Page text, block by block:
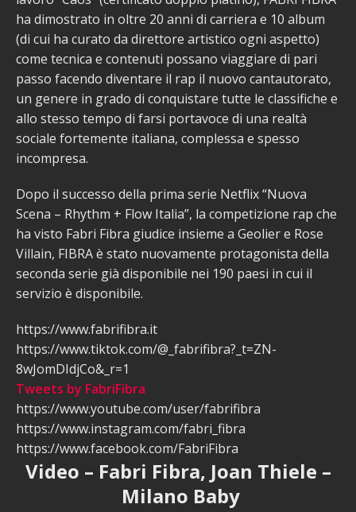
ha dimostrato in oltre 20 anni di carriera e 10 album
(di cui ha curato da direttore artistico ogni aspetto)
come tecnica e contenuti possano viaggiare di pari
passo facendo diventare il rap il nuovo cantautorato,
un genere in grado di conquistare tutte le classifiche e
allo stesso tempo di farsi portavoce di una realtà
sociale fortemente italiana, complessa e spesso
incompresa.
Dopo il successo della prima serie Netflix “Nuova
Scena – Rhythm + Flow Italia”, la competizione rap che
ha visto Fabri Fibra giudice insieme a Geolier e Rose
Villain, FIBRA è stato nuovamente protagonista della
seconda serie già disponibile nei 190 paesi in cui il
servizio è disponibile.
https://www.fabrifibra.it
https://www.tiktok.com/@_fabrifibra?_t=ZN-
8wJomDIdjCo&_r=1
Tweets by FabriFibra
https://www.youtube.com/user/fabrifibra
https://www.instagram.com/fabri_fibra
https://www.facebook.com/FabriFibra
Video – Fabri Fibra, Joan Thiele –
Milano Baby